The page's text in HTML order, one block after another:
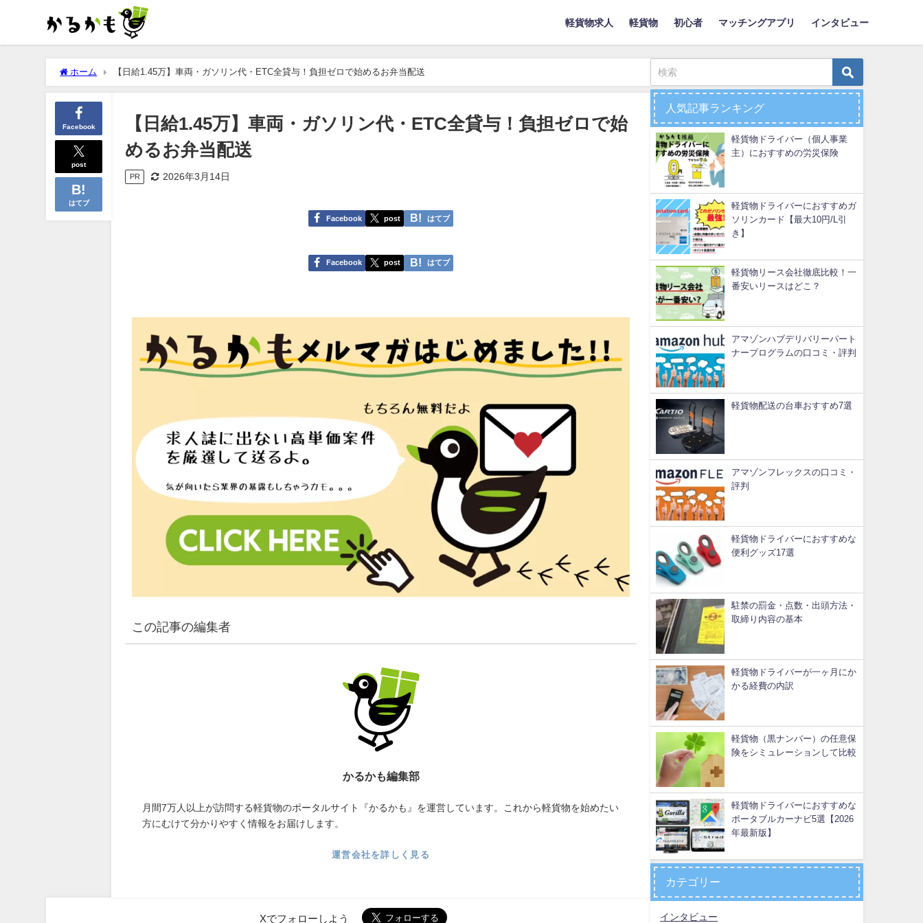
軽貨物求人 軽貨物 初心者 マッチングアプリ インタビュー
ホーム 【日給1.45万】車両・ガソリン代・ETC全貸与！負担ゼロで始めるお弁当配送
Facebook
post
はてブ
【日給1.45万】車両・ガソリン代・ETC全貸与！負担ゼロで始
めるお弁当配送
PR 2026年3月14日
Facebook post はてブ
Facebook post はてブ
この記事の編集者
かるかも編集部
月間7万人以上が訪問する軽貨物のポータルサイト『かるかも』を運営しています。これから軽貨物を始めたい
方にむけて分かりやすく情報をお届けします。
運営会社を詳しく見る
Xでフォローしよう
人気記事ランキング
軽貨物ドライバー（個人事業
主）におすすめの労災保険
軽貨物ドライバーにおすすめガ
ソリンカード【最大10円/L引
き】
軽貨物リース会社徹底比較！一
番安いリースはどこ？
アマゾンハブデリバリーパート
ナープログラムの口コミ・評判
軽貨物配送の台車おすすめ7選
アマゾンフレックスの口コミ・
評判
軽貨物ドライバーにおすすめな
便利グッズ17選
駐禁の罰金・点数・出頭方法・
取締り内容の基本
軽貨物ドライバーが一ヶ月にか
かる経費の内訳
軽貨物（黒ナンバー）の任意保
険をシミュレーションして比較
軽貨物ドライバーにおすすめな
ポータブルカーナビ5選【2026
年最新版】
カテゴリー
インタビュー